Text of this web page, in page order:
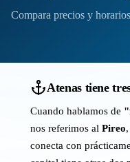
Compara precios y
Atenas tiene
Cuando hablamos de
nos referimos al Pireo
conecta con